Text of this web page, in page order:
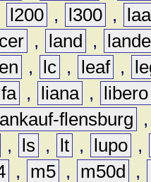
l200 , l300 ,
, land ,
, lc , leaf ,
, liana ,
libero
flensburg
, ls , lt , lupo ,
, m5 , m50d ,